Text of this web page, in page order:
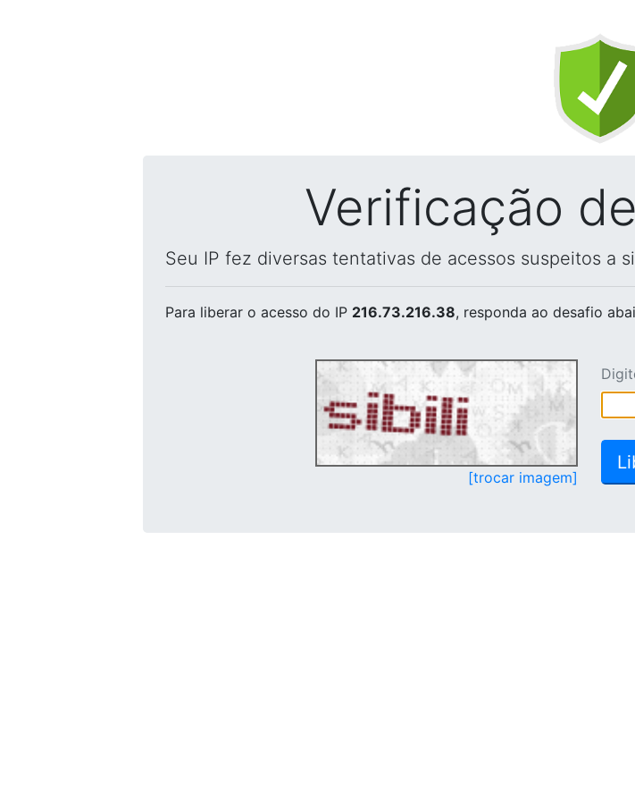
Verificação
Seu IP fez diversas tentativas de acessos suspeitos a
Para liberar o acesso do IP 216.73.216.38, responda ao desafio
[trocar imagem]